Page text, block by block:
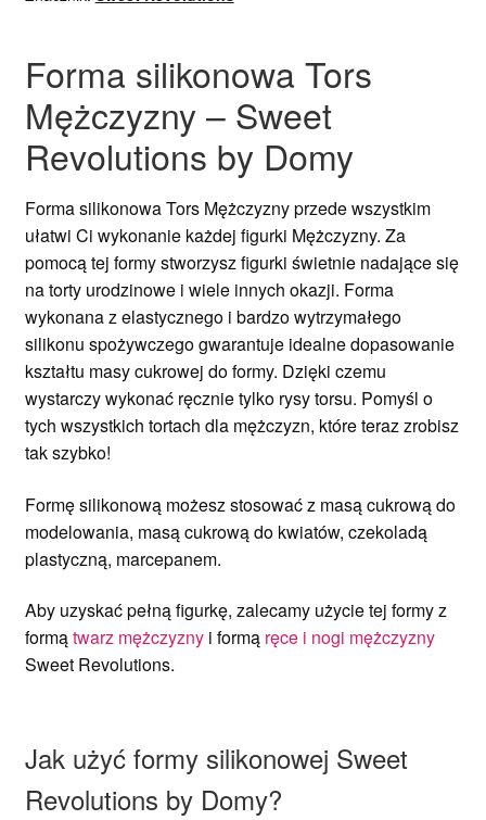
Forma silikonowa Tors
Mężczyzny – Sweet
Revolutions by Domy
Forma silikonowa Tors Mężczyzny przede wszystkim
ułatwi Ci wykonanie każdej figurki Mężczyzny. Za
pomocą tej formy stworzysz figurki świetnie nadające się
na torty urodzinowe i wiele innych okazji. Forma
wykonana z elastycznego i bardzo wytrzymałego
silikonu spożywczego gwarantuje idealne dopasowanie
kształtu masy cukrowej do formy. Dzięki czemu
wystarczy wykonać ręcznie tylko rysy torsu. Pomyśl o
tych wszystkich tortach dla mężczyzn, które teraz zrobisz
tak szybko!
Formę silikonową możesz stosować z masą cukrową do
modelowania, masą cukrową do kwiatów, czekoladą
plastyczną, marcepanem.
Aby uzyskać pełną figurkę, zalecamy użycie tej formy z
formątwarz mężczyznyi formą ręce i nogi mężczyzny
Sweet Revolutions.
Jak użyć formy silikonowej Sweet
Revolutions by Domy?